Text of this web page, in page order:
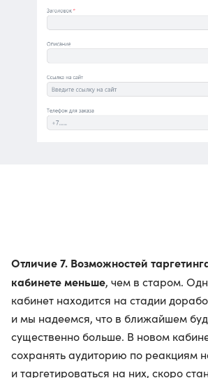
Отличие 7. Возможностей
кабинете меньше, чем в старом.
кабинет находится на стадии
и мы надеемся, что в ближайшем
существенно больше. В новом
сохранять аудиторию по реакциям
и таргетироваться на них, скоро